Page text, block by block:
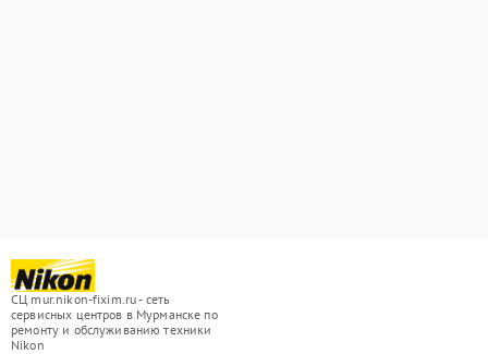
СЦ mur.nikon-fixim.ru - сеть
сервисных центров в Мурманске по
ремонту и обслуживанию техники
Nikon